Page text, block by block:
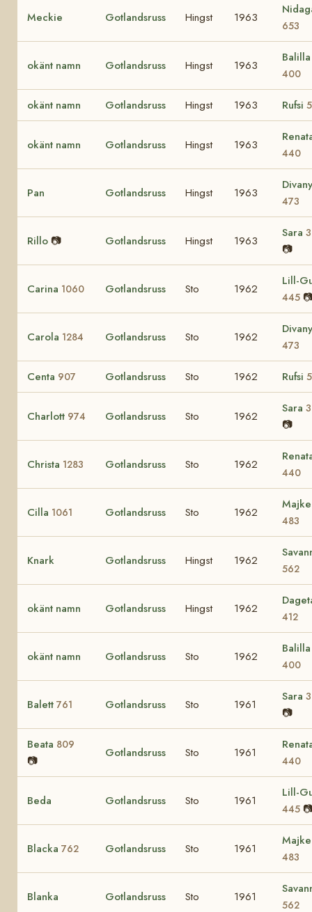
Meckie Gotlandsruss Hingst 1963
653
okänt namn Gotlandsruss Hingst 1963
400
okänt namn Gotlandsruss Hingst 1963 Rufsi
okänt namn Gotlandsruss Hingst 1963
440
Pan Gotlandsruss Hingst 1963
Divany
473
Rillo 📷 Gotlandsruss Hingst 1963
Sara
📷
Carina 1060 Gotlandsruss Sto 1962
Lill-
445
Carola 1284 Gotlandsruss Sto 1962
Divany
473
Centa 907 Gotlandsruss Sto 1962 Rufsi
Charlott 974 Gotlandsruss Sto 1962
Sara
📷
Christa 1283 Gotlandsruss Sto 1962
440
Cilla 1061 Gotlandsruss Sto 1962
483
Knark Gotlandsruss Hingst 1962
562
okänt namn Gotlandsruss Hingst 1962
412
okänt namn Gotlandsruss Sto 1962
400
Balett 761 Gotlandsruss Sto 1961
Sara
📷
Beata 809
📷
Gotlandsruss Sto 1961
440
Beda Gotlandsruss Sto 1961
Lill-
445
Blacka 762 Gotlandsruss Sto 1961
483
Blanka Gotlandsruss Sto 1961
562